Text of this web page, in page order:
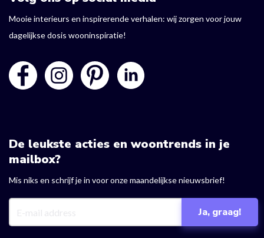
Mooie interieurs en inspirerende verhalen: wij zorgen voor jouw
dagelijkse dosis wooninspiratie!
De leukste acties en woontrends in je
mailbox?
Mis niks en schrijf je in voor onze maandelijkse nieuwsbrief!